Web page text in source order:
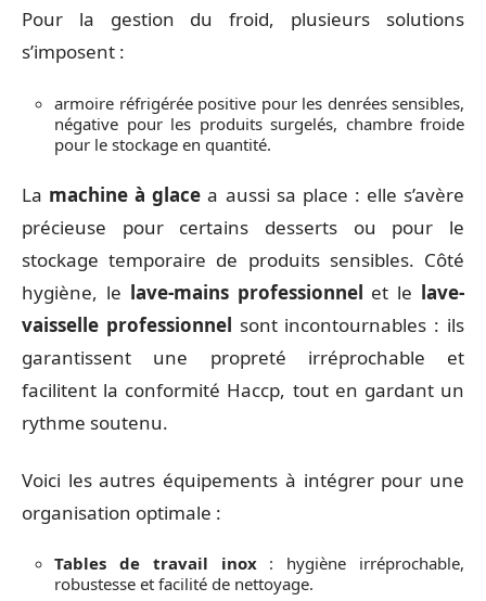
Pour la gestion du froid, plusieurs solutions
s’imposent :
armoire réfrigérée positive pour les denrées sensibles,
négative pour les produits surgelés, chambre froide
pour le stockage en quantité.
La machine à glace a aussi sa place : elle s’avère
précieuse pour certains desserts ou pour le
stockage temporaire de produits sensibles. Côté
hygiène, le lave-mains professionnel et le lave-
vaisselle professionnel sont incontournables : ils
garantissent une propreté irréprochable et
facilitent la conformité Haccp, tout en gardant un
rythme soutenu.
Voici les autres équipements à intégrer pour une
organisation optimale :
Tables de travail inox: hygiène irréprochable,
robustesse et facilité de nettoyage.